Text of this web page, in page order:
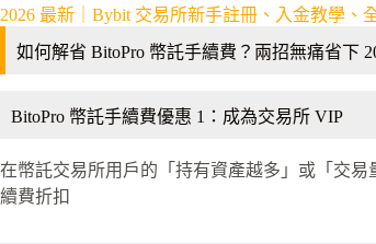
2026 最新｜Bybit 交易所新手註冊、入金教學、
如何解省 BitoPro 幣託手續費？兩招無痛省下
BitoPro 幣託手續費優惠 1：成為交易所 VIP
在幣託交易所用戶的「持有資產越多」或「交
續費折扣